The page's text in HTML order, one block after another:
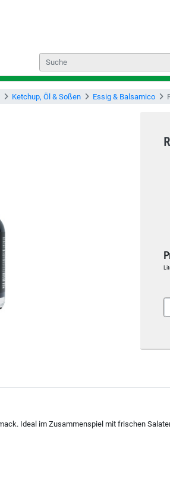
Ketchup, Öl & Soßen Essig & Balsamico
Ideal im Zusammenspiel mit frischen